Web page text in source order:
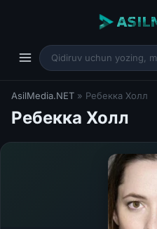
AsilMedia.NET » Ребекка Холл
Ребекка Холл